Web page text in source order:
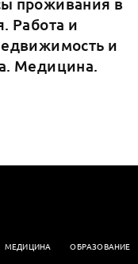
Работа и
и
Медицина.
МЕДИЦИНА
ОБРАЗОВАНИЕ